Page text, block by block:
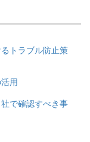
トラブル防止策
用
で確認すべき事